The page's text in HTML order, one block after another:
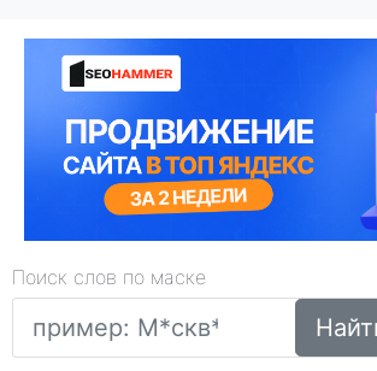
Поиск слов по маске